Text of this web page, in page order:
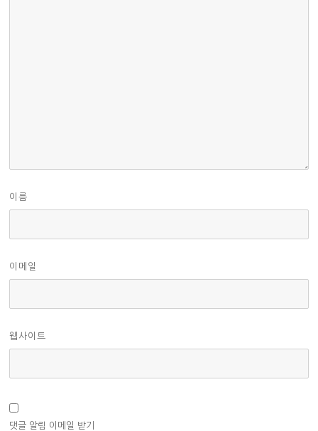
이름
이메일
웹사이트
댓글 알림 이메일 받기